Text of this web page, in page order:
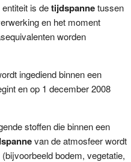
is detijdspannetussen
en het moment
worden
ingediend binnen een
en op 1 december 2008
stoffen die binnen een
van de atmosfeer wordt
bodem, vegetatie,